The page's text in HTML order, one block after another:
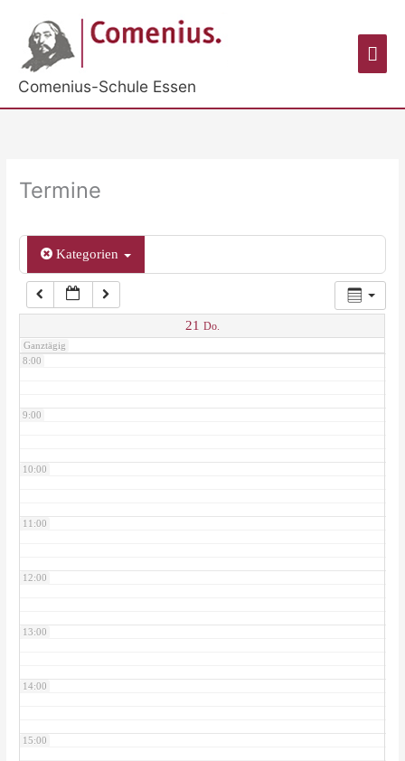
springen
Comenius-Schule Essen
Termine
Kategorien
21 Do.
Ganztägig
2:00
3:00
5:00
6:00
7:00
8:00
9:00
10:00
11:00
12:00
13:00
14:00
15:00